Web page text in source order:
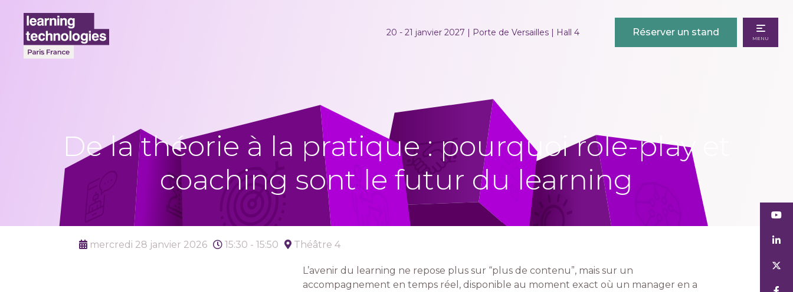
20 - 21 janvier 2027 | Porte de Versailles | Hall 4 Réserver un stand
MENU
De la théorie à la pratique : pourquoi role-play et
coaching sont le futur du learning
mercredi 28 janvier 2026 15:30 - 15:50 Théâtre 4
L’avenir du learning ne repose plus sur “plus de contenu”, mais sur un
accompagnement en temps réel, disponible au moment exact où un manager en a